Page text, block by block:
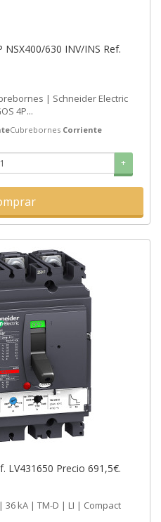
NSX400/630 INV/INS Ref.
4P...
Cubrebornes Corriente
+
LV431650 Precio 691,5€.